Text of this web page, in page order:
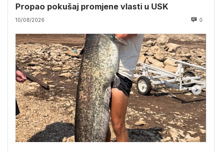
Propao pokušaj promjene vlasti u USK
10/08/2026 0